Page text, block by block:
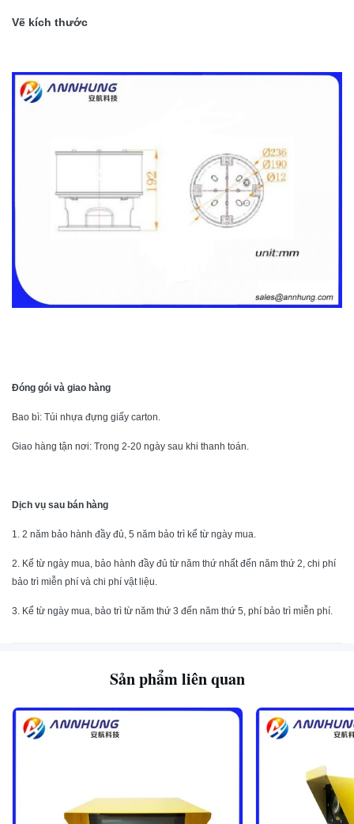
Vẽ kích thước
Đóng gói và giao hàng
Bao bì: Túi nhựa đựng giấy carton.
Giao hàng tận nơi: Trong 2-20 ngày sau khi thanh toán.
Dịch vụ sau bán hàng
1. 2 năm bảo hành đầy đủ, 5 năm bảo trì kể từ ngày mua.
2. Kể từ ngày mua, bảo hành đầy đủ từ năm thứ nhất đến năm thứ 2, chi phí
bảo trì miễn phí và chi phí vật liệu.
3. Kể từ ngày mua, bảo trì từ năm thứ 3 đến năm thứ 5, phí bảo trì miễn phí.
Sản phẩm liên quan